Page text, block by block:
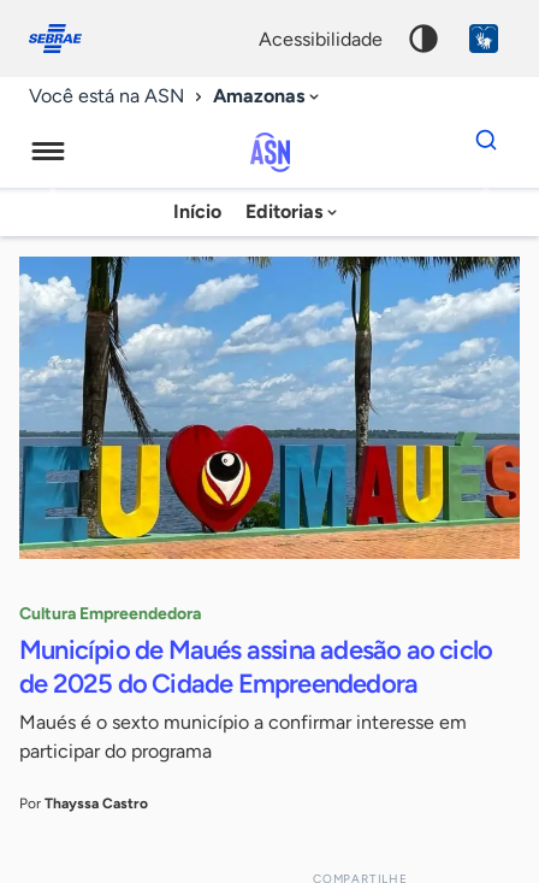
conosco
acessibilidade
Você está na ASN Amazonas
Agência
Sebrae
de
Notícias
Início Editorias
Dados
para
chave
Cultura Empreendedora
Município de Maués assina adesão ao ciclo
de 2025 do Cidade Empreendedora
Maués é o sexto município a confirmar interesse em
participar do programa
Por Thayssa Castro
COMPARTILHE